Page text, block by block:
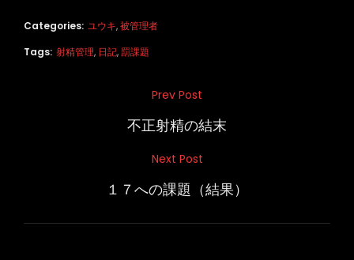
Categories: ユウキ,被管理者
Tags: 射精管理, 日記,罰課題
ー
Prev Post
不正射精の結末
Next Post
１７への課題（結果）